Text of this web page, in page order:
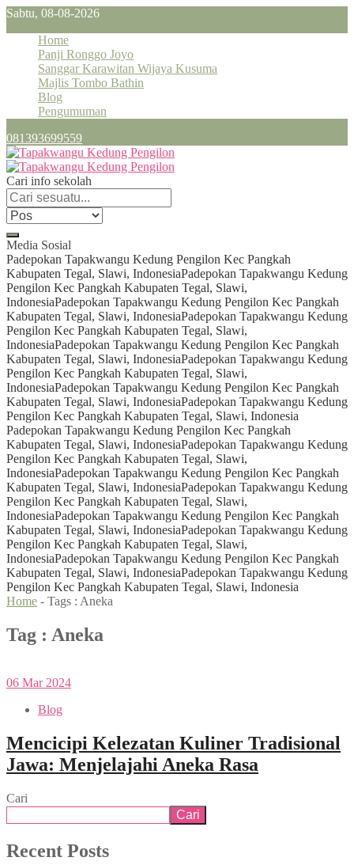
Sabtu, 08-08-2026
Home
Panji Ronggo Joyo
Sanggar Karawitan Wijaya Kusuma
Majlis Tombo Bathin
Blog
Pengumuman
081393699559
Cari info sekolah
Media Sosial
Padepokan Tapakwangu Kedung Pengilon Kec Pangkah
Kabupaten Tegal, Slawi, IndonesiaPadepokan Tapakwangu Kedung
Pengilon Kec Pangkah Kabupaten Tegal, Slawi,
IndonesiaPadepokan Tapakwangu Kedung Pengilon Kec Pangkah
Kabupaten Tegal, Slawi, IndonesiaPadepokan Tapakwangu Kedung
Pengilon Kec Pangkah Kabupaten Tegal, Slawi,
IndonesiaPadepokan Tapakwangu Kedung Pengilon Kec Pangkah
Kabupaten Tegal, Slawi, IndonesiaPadepokan Tapakwangu Kedung
Pengilon Kec Pangkah Kabupaten Tegal, Slawi,
IndonesiaPadepokan Tapakwangu Kedung Pengilon Kec Pangkah
Kabupaten Tegal, Slawi, IndonesiaPadepokan Tapakwangu Kedung
Pengilon Kec Pangkah Kabupaten Tegal, Slawi, Indonesia
Padepokan Tapakwangu Kedung Pengilon Kec Pangkah
Kabupaten Tegal, Slawi, IndonesiaPadepokan Tapakwangu Kedung
Pengilon Kec Pangkah Kabupaten Tegal, Slawi,
IndonesiaPadepokan Tapakwangu Kedung Pengilon Kec Pangkah
Kabupaten Tegal, Slawi, IndonesiaPadepokan Tapakwangu Kedung
Pengilon Kec Pangkah Kabupaten Tegal, Slawi,
IndonesiaPadepokan Tapakwangu Kedung Pengilon Kec Pangkah
Kabupaten Tegal, Slawi, IndonesiaPadepokan Tapakwangu Kedung
Pengilon Kec Pangkah Kabupaten Tegal, Slawi,
IndonesiaPadepokan Tapakwangu Kedung Pengilon Kec Pangkah
Kabupaten Tegal, Slawi, IndonesiaPadepokan Tapakwangu Kedung
Pengilon Kec Pangkah Kabupaten Tegal, Slawi, Indonesia
Home - Tags : Aneka
Tag : Aneka
06 Mar 2024
Blog
Mencicipi Kelezatan Kuliner Tradisional
Jawa: Menjelajahi Aneka Rasa
Cari
Cari
Recent Posts